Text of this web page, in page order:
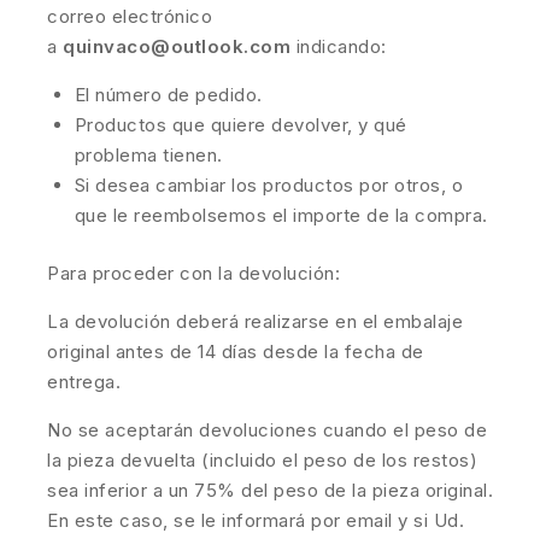
correo electrónico
a quinvaco@outlook.com indicando:
El número de pedido.
Productos que quiere devolver, y qué
problema tienen.
Si desea cambiar los productos por otros, o
que le reembolsemos el importe de la compra.
Para proceder con la devolución:
La devolución deberá realizarse en el embalaje
original antes de 14 días desde la fecha de
entrega.
No se aceptarán devoluciones cuando el peso de
la pieza devuelta (incluido el peso de los restos)
sea inferior a un 75% del peso de la pieza original.
En este caso, se le informará por email y si Ud.